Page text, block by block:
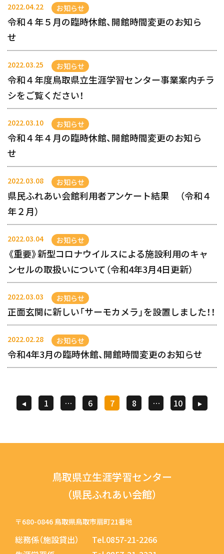
2022.04.22 お知らせ
令和４年５月の臨時休館、開館時間変更のお知ら
せ
2022.03.25 お知らせ
令和４年度鳥取県立生涯学習センター事業案内チラ
シをご覧ください！
2022.03.10 お知らせ
令和４年４月の臨時休館、開館時間変更のお知ら
せ
2022.03.08 お知らせ
県民ふれあい会館利用者アンケート結果 （令和４
年２月）
2022.03.04 お知らせ
《重要》新型コロナウイルスによる施設利用のキャ
ンセルの取扱いについて（令和4年3月4日更新）
2022.03.03 お知らせ
正面玄関に新しい「サーモカメラ」を設置しました！！
2022.02.28 お知らせ
令和4年3月の臨時休館、開館時間変更のお知らせ
投
の
ー
ジ
送
り
1 … 6 7 8 … 10
鳥取県立生涯学習センター
（県民ふれあい会館）
〒680-0846 鳥取県鳥取市扇町21番地
総務係（施設貸出）
Tel.0857-21-2266